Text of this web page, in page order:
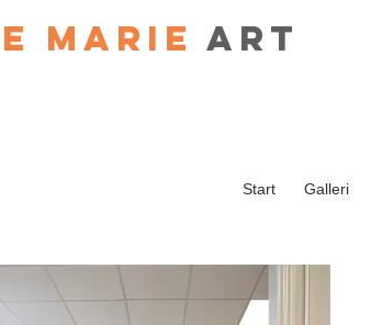
Marie art
Start Galleri